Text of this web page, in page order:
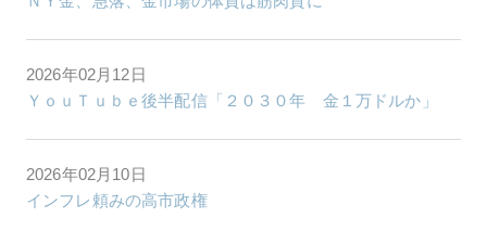
2026年02月12日
ＹｏｕＴｕｂｅ後半配信「２０３０年 金１万ドルか」
2026年02月10日
インフレ頼みの高市政権